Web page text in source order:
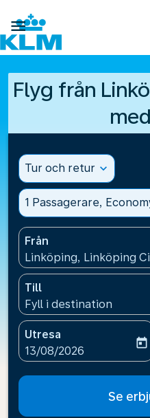

Flyg från
Tur och retur expand_more
1 Passagerare,
Från
Linköping, Linköping
Till
Fyll i destination
Utresa
fc-booking-departure-
13/08/2026
today
Se